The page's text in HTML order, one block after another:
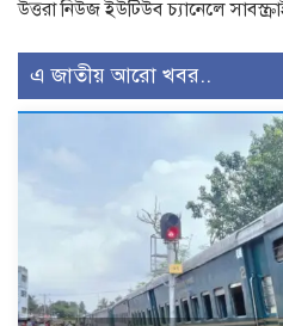
উত্তরা নিউজ ইউটিউব চ্যানেলে
এ জাতীয় আরো খবর..